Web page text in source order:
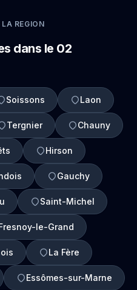
LA REGION
dans le 02
Soissons Laon
Tergnier Chauny
Hirson
Gauchy
Saint-Michel
le-Grand
La Fère
Essômes-sur-Marne